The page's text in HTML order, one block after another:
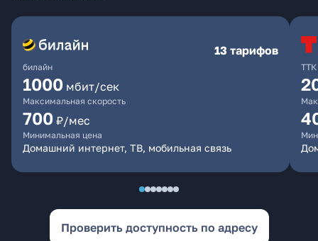
билайн
13 тарифов
1000 мбит/сек
Максимальная скорость
700 ₽/мес
Минимальная цена
Домашний интернет, ТВ, мобильная связь
ТТК
Проверить доступность по адресу